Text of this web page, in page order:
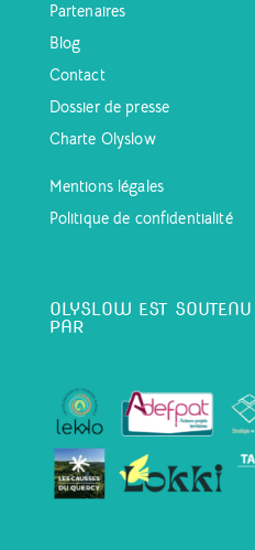
Partenaires
Blog
Contact
Dossier de presse
Charte Olyslow
Mentions légales
Politique de confidentialité
OLYSLOW EST
PAR